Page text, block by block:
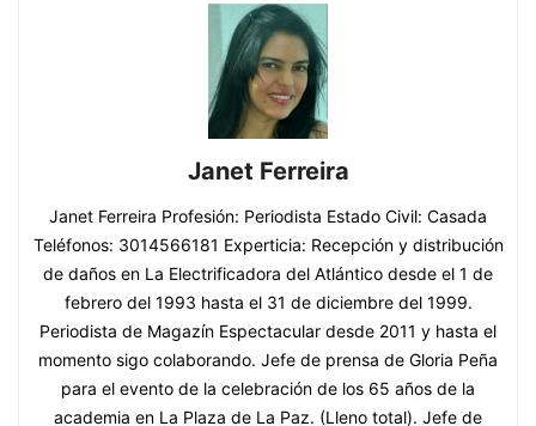
Janet Ferreira
Janet Ferreira Profesión: Periodista Estado Civil: Casada
Teléfonos: 3014566181 Experticia: Recepción y distribución
de daños en La Electrificadora del Atlántico desde el 1 de
febrero del 1993 hasta el 31 de diciembre del 1999.
Periodista de Magazín Espectacular desde 2011 y hasta el
momento sigo colaborando. Jefe de prensa de Gloria Peña
para el evento de la celebración de los 65 años de la
academia en La Plaza de La Paz. (Lleno total). Jefe de